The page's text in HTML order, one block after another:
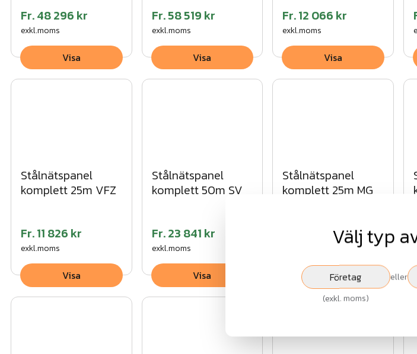
Fr.48 296 kr
exkl.moms
Visa
Fr.58 519 kr
exkl.moms
Visa
Fr.12 066 kr
exkl.moms
Visa
Stålnätspanel
komplett 25m VFZ
Fr.11 826 kr
exkl.moms
Visa
Stålnätspanel
komplett 50m SV
Fr.23 841 kr
exkl.moms
Visa
Stålnätspanel
komplett 25m MG
12 066 kr
Visa
Välj typ
Företag
(exkl. moms)
eller